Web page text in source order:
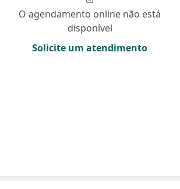
O agendamento online não está
disponível
Solicite um atendimento